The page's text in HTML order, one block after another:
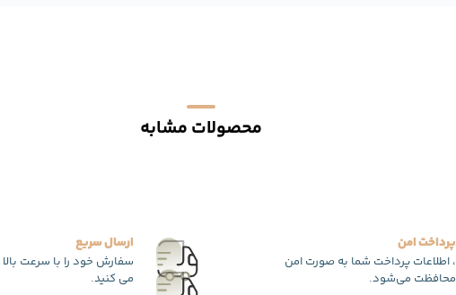
محصولات مشابه
پرداخت امن
، اطلاعات پرداخت شما به صورت امن
محافظت می‌شود.
ارسال سریع
سفارش خود را با سرعت
می کنید.